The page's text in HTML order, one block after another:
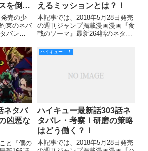
を倒せ
売の少
束のネバ
バレ・
じは、
ン卿を地
功し、オ
面
えるミッションとは？！
本記事では、2018年5月28日発売
の週刊ジャンプ掲載漫画漫画『食
戟のソーマ』最新264話のネタバ
前回263話では、反逆者連合が食
戟の勝者となり、十傑と総帥が交
沸く中、その第一席
ネタバ
凶悪な
と『僕の
ハイキュー！！
ハイキュー最新話303話ネ
タバレ・考察！研磨の策略
はどう働く？！
本記事では、2018年5月28日発売